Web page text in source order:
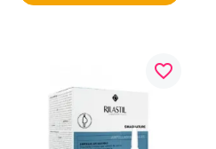
favorite_border